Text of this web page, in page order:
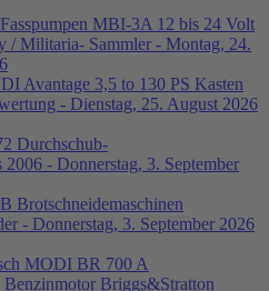
MBI-3A 12 bis 24 Volt
/ Militaria- Sammler - Montag, 24.
Avantage 3,5 to 130 PS Kasten
- Dienstag, 25. August 2026
Durchschub-
2006 - Donnerstag, 3. September
Brotschneidemaschinen
- Donnerstag, 3. September 2026
MODI BR 700 A
Benzinmotor Briggs&Stratton